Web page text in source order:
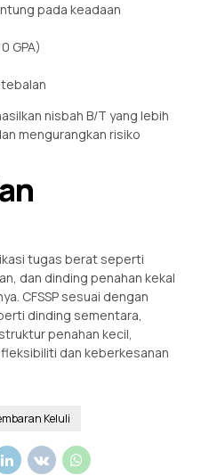
pada keadaan
GPA)
nisbah B/T yang lebih
mengurangkan risiko
tugas berat seperti
dan dinding penahan kekal
CFSSP sesuai dengan
dinding sementara,
penahan kecil,
dan keberkesanan
Keluli